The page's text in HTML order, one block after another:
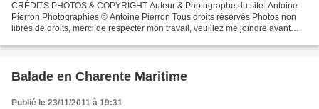
CRÉDITS PHOTOS & COPYRIGHT Auteur & Photographe du site: Antoine
Pierron Photographies © Antoine Pierron Tous droits réservés Photos non
libres de droits, merci de respecter mon travail, veuillez me joindre avant
Balade en Charente Maritime
Publié le 23/11/2011 à 19:31